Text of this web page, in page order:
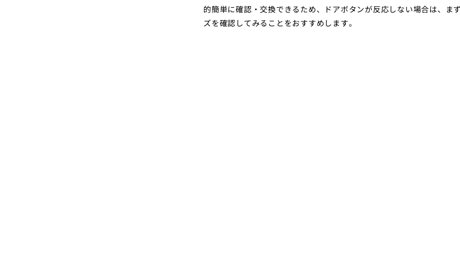
的簡単に確認・交換できるため、ドアボタンが反応しない場合は、ま
ズを確認してみることをおすすめします。